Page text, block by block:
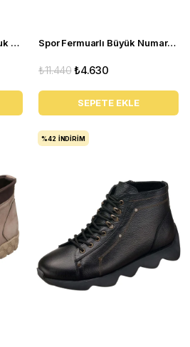
Büyük Numara Erkek Nubuk Spor Deri Bot - YMR41 Antrasit Spor Fermuarlı Büyük Numara Erkek Bot - ST101 Kahve Nubuk
₺4.630
₺11.440
SEPETE EKLE
%42 İNDIRIM